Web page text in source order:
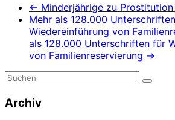
← Minderjährige zu
Mehr als 128.000
Wiedereinführung von
als 128.000 Unterschriften für
von Familienreservierung →
Archiv